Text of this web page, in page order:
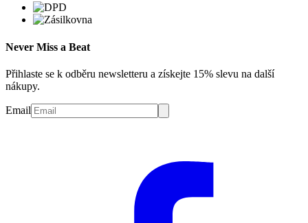
Never Miss a Beat
Přihlaste se k odběru newsletteru a získejte 15% slevu na další
nákupy.
Email